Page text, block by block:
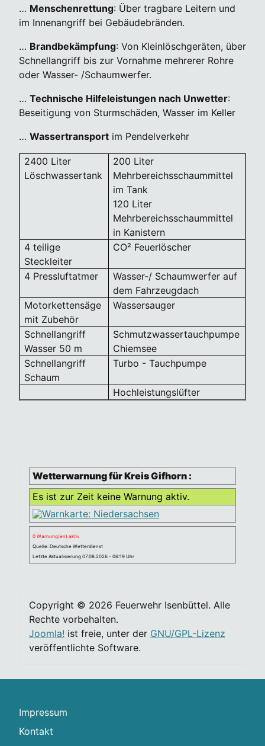
… Menschenrettung: Über tragbare Leitern und
im Innenangriff bei Gebäudebränden.
… Brandbekämpfung: Von Kleinlöschgeräten, über
Schnellangriff bis zur Vornahme mehrerer Rohre
oder Wasser- /Schaumwerfer.
… Technische Hilfeleistungen nach Unwetter:
Beseitigung von Sturmschäden, Wasser im Keller
… Wassertransport im Pendelverkehr
2400 Liter
Löschwassertank
200 Liter
Mehrbereichsschaummittel
im Tank
120 Liter
Mehrbereichsschaummittel
in Kanistern
4 teilige
Steckleiter
CO² Feuerlöscher
4 Pressluftatmer
Wasser-/ Schaumwerfer auf
dem Fahrzeugdach
Motorkettensäge
mit Zubehör
Wassersauger
Schnellangriff
Wasser 50 m
Schmutzwassertauchpumpe
Chiemsee
Schnellangriff
Schaum
Turbo - Tauchpumpe
Hochleistungslüfter
Wetterwarnung für Kreis Gifhorn :
Es ist zur Zeit keine Warnung aktiv.
0 Warnung(en) aktiv
Quelle: Deutsche Wetterdienst
Letzte Aktualisierung 07.08.2026 - 06:19 Uhr
Copyright © 2026 Feuerwehr Isenbüttel. Alle
Rechte vorbehalten.
Joomla! ist freie, unter der GNU/GPL-Lizenz
veröffentlichte Software.
Impressum
Kontakt